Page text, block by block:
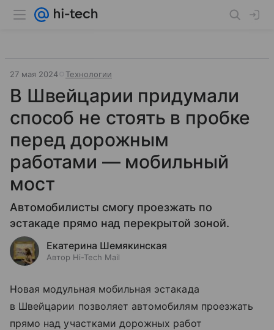
27 мая 2024 Технологии
В Швейцарии придумали
способ не стоять в пробке
перед дорожным
работами — мобильный
мост
Автомобилисты смогу проезжать по
эстакаде прямо над перекрытой зоной.
Екатерина Шемякинская
Автор Hi-Tech Mail
Новая модульная мобильная эстакада
в Швейцарии позволяет автомобилям проезжать
прямо над участками дорожных работ